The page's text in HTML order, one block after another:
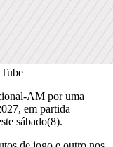
AM por uma
em partida
sábado(8).